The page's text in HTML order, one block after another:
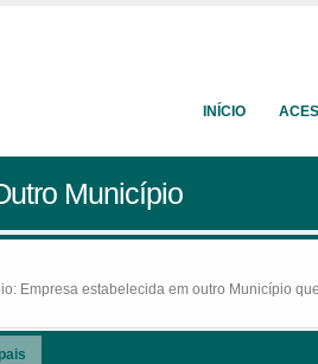
INÍCIO
Município
Empresa estabelecida em outro Município